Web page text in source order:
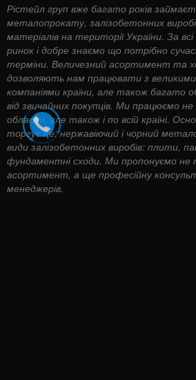
Рістейл груп вже багато років
металопрокату, залізобетонних
матеріалів на території України. За
ринок і добре знаємо що потрібно
терміни. Величезний асортимент та
дозволяють нам працювати з великими
компаніями країни, але також багато
від звичайних покупців. Ми працюємо
області, але також і по всій країні.
торгує це: нержавіючий і чорний
види залізобетонних виробів: плити,
фундаментні сходи. Ми пропонуємо не
асортимент, а ще професійну
менеджерів.